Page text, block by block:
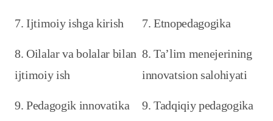
7. Ijtimoiy ishga kirish
8. Oilalar va bolalar bilan
ijtimoiy ish
9. Pedagogik innovatika
7. Etnopedagogika
8. Ta’lim menejerining
innovatsion salohiyati
9. Tadqiqiy pedagogika